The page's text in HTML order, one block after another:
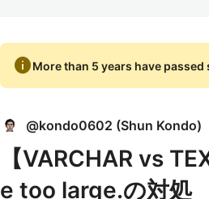
infoMore than 5 years have passed
@kondo0602 (Shun Kondo)
【VARCHAR vs
e too large.の対処